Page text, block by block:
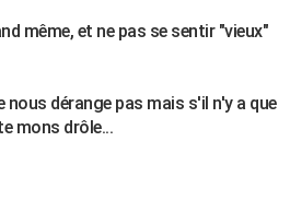
même, et ne pas se sentir "vieux"
nous dérange pas mais s'il n'y a que
mons drôle...